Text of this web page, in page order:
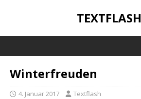
TEXTFLASH
Winterfreuden
4. Januar 2017 Textflash